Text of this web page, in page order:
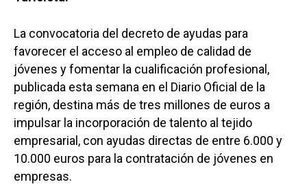
La convocatoria del decreto de ayudas para
favorecer el acceso al empleo de calidad de
jóvenes y fomentar la cualificación profesional,
publicada esta semana en el Diario Oficial de la
región, destina más de tres millones de euros a
impulsar la incorporación de talento al tejido
empresarial, con ayudas directas de entre 6.000 y
10.000 euros para la contratación de jóvenes en
empresas.